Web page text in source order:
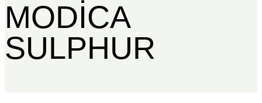
MODİCA
SULPHUR